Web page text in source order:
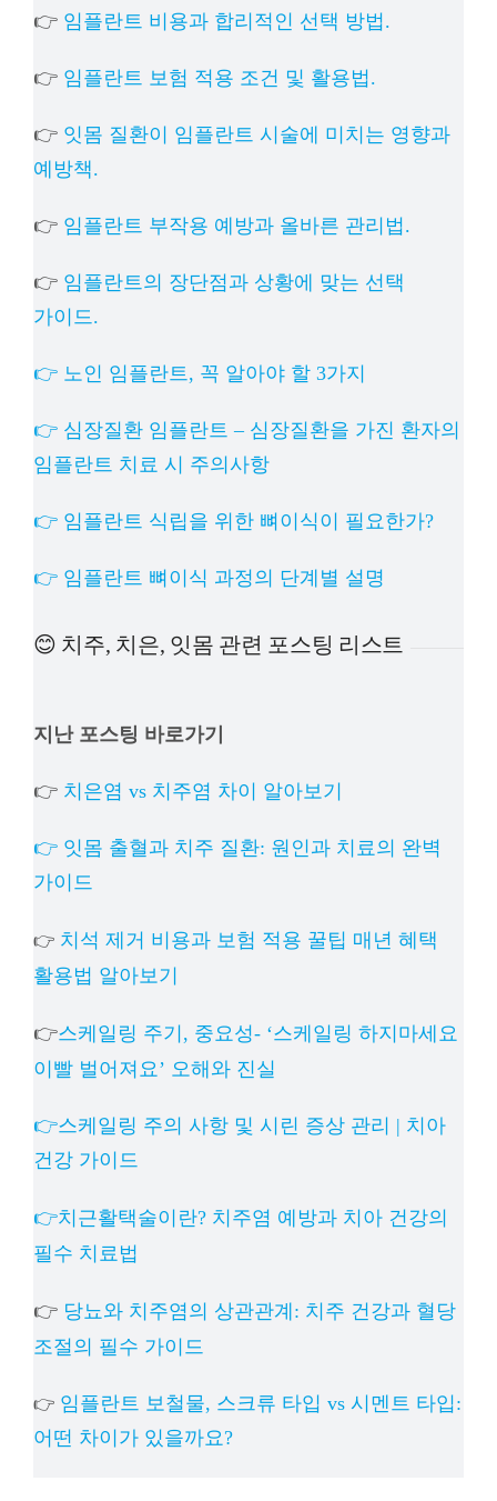
👉 임플란트 비용과 합리적인 선택 방법.
👉 임플란트 보험 적용 조건 및 활용법.
👉 잇몸 질환이 임플란트 시술에 미치는 영향과
예방책.
👉 임플란트 부작용 예방과 올바른 관리법.
👉 임플란트의 장단점과 상황에 맞는 선택
가이드.
👉 노인 임플란트, 꼭 알아야 할 3가지
👉 심장질환 임플란트 – 심장질환을 가진 환자의
임플란트 치료 시 주의사항
👉 임플란트 식립을 위한 뼈이식이 필요한가?
👉 임플란트 뼈이식 과정의 단계별 설명
😊 치주, 치은, 잇몸 관련 포스팅 리스트
지난 포스팅 바로가기
👉 치은염 vs 치주염 차이 알아보기
👉 잇몸 출혈과 치주 질환: 원인과 치료의 완벽
가이드
👉 치석 제거 비용과 보험 적용 꿀팁 매년 혜택
활용법 알아보기
👉스케일링 주기, 중요성- ‘스케일링 하지마세요
이빨 벌어져요’ 오해와 진실
👉스케일링 주의 사항 및 시린 증상 관리 | 치아
건강 가이드
👉치근활택술이란? 치주염 예방과 치아 건강의
필수 치료법
👉 당뇨와 치주염의 상관관계: 치주 건강과 혈당
조절의 필수 가이드
👉 임플란트 보철물, 스크류 타입 vs 시멘트 타입:
어떤 차이가 있을까요?